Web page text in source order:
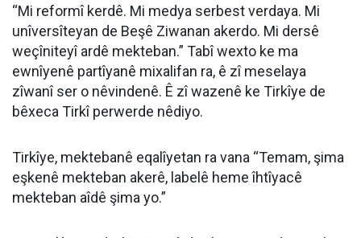
“Mi reformî kerdê. Mi medya serbest verdaya. Mi
unîversîteyan de Beşê Ziwanan akerdo. Mi dersê
weçîniteyî ardê mekteban.” Tabî wexto ke ma
ewnîyenê partîyanê mixalifan ra, ê zî meselaya
zîwanî ser o nêvindenê. Ê zî wazenê ke Tirkîye de
bêxeca Tirkî perwerde nêdiyo.
Tirkîye, mektebanê eqalîyetan ra vana “Temam, şima
eşkenê mekteban akerê, labelê heme îhtîyacê
mekteban aîdê şima yo.”